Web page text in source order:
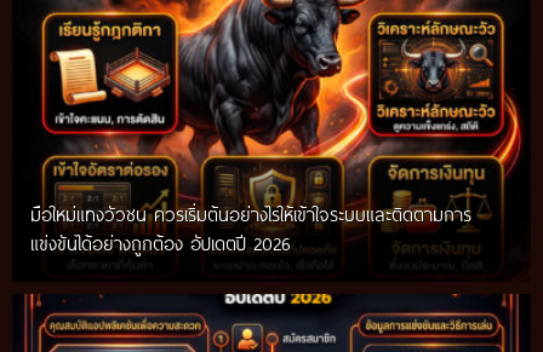
มือใหม่แทงวัวชน ควรเริ่มต้นอย่างไรให้เข้าใจระบบและติดตามการ
แข่งขันได้อย่างถูกต้อง อัปเดตปี 2026